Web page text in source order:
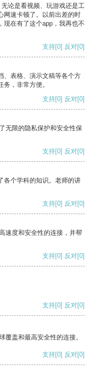
论是看视频、玩游戏还是工
网速卡顿了。以前出差的时
现在有了这个app，我再也不
支持[0] 反对[0]
、表格、演示文稿等各个方
，非常方便。
支持[0] 反对[0]
无限的隐私保护和安全性保
支持[0] 反对[0]
各个学科的知识。老师的讲
支持[0] 反对[0]
速度和安全性的连接，并帮
支持[0] 反对[0]
支持[0] 反对[0]
覆盖和最高安全性的连接。
支持[0] 反对[0]